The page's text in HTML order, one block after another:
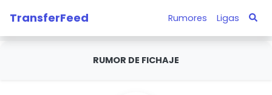
TransferFeed Rumores Ligas
RUMOR DE FICHAJE